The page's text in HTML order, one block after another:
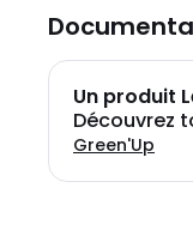
Un produit
Découvrez
Green'Up